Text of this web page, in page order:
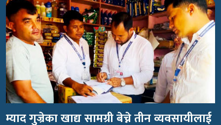
म्याद गुज्रेका खाद्य सामग्री बेच्ने तीन व्यवसायीलाई